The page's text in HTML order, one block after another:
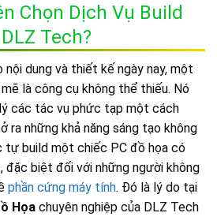
Chọn Dịch Vụ Build
Tech?
dung và thiết kế ngày nay, một
là công cụ không thể thiếu. Nó
các tác vụ phức tạp một cách
ra những khả năng sáng tạo không
tự build một chiếc PC đồ họa có
đặc biệt đối với những người không
phần cứng máy tính. Đó là lý do tại
Họa chuyên nghiệp của DLZ Tech